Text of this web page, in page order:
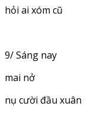
hỏi ai xóm cũ
9/ Sáng nay
mai nở
nụ cười đầu xuân